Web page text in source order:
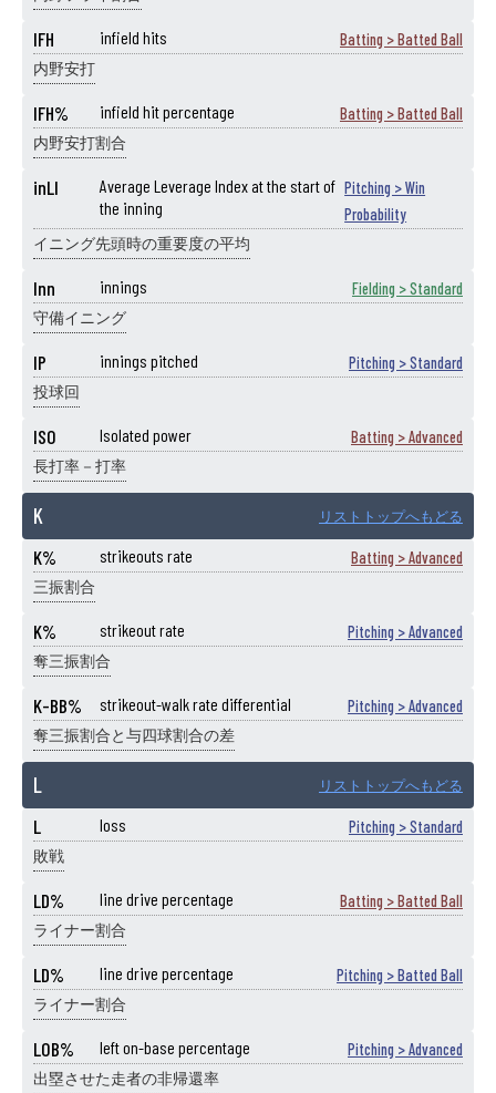
IFH infield hits Batting > Batted Ball
内野安打
IFH% infield hit percentage Batting > Batted Ball
内野安打割合
inLI
Average Leverage Index at the start of
the inning
Pitching > Win
Probability
イニング先頭時の重要度の平均
Inn innings Fielding > Standard
守備イニング
IP innings pitched Pitching > Standard
投球回
ISO Isolated power Batting > Advanced
長打率－打率
K リストトップへもどる
K% strikeouts rate Batting > Advanced
三振割合
K% strikeout rate Pitching > Advanced
奪三振割合
K-BB% strikeout-walk rate differential Pitching > Advanced
奪三振割合と与四球割合の差
L リストトップへもどる
L loss Pitching > Standard
敗戦
LD% line drive percentage Batting > Batted Ball
ライナー割合
LD% line drive percentage Pitching > Batted Ball
ライナー割合
LOB% left on-base percentage Pitching > Advanced
出塁させた走者の非帰還率